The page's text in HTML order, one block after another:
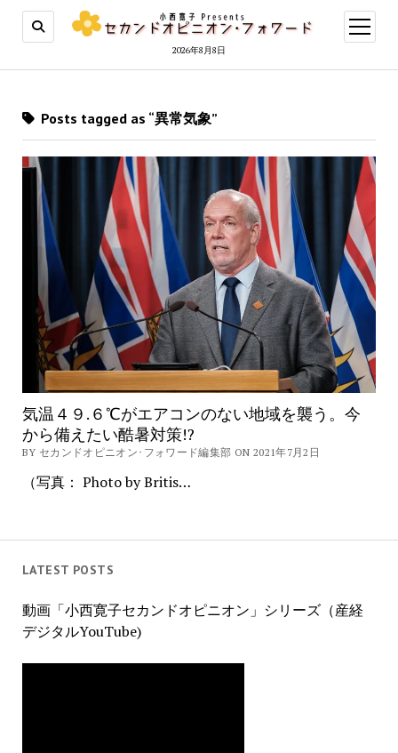
2026年8月8日
open
menu
LATEST POSTS
動画「小西寛子セカンドオピニオン」シリーズ（産経
デジタルYouTube)
Posts tagged as “異常気象”
気温４９.６℃がエアコンのない地域を襲う。今
から備えたい酷暑対策!?
BY セカンドオピニオン･フォワード編集部 ON 2021年7月2日
（写真： Photo by Britis…